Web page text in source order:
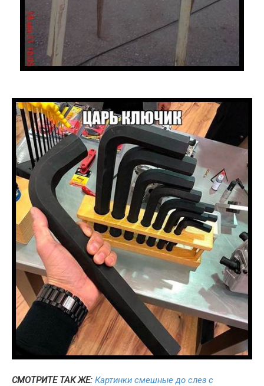
СМОТРИТЕ ТАК ЖЕ: Картинки смешные до слез с